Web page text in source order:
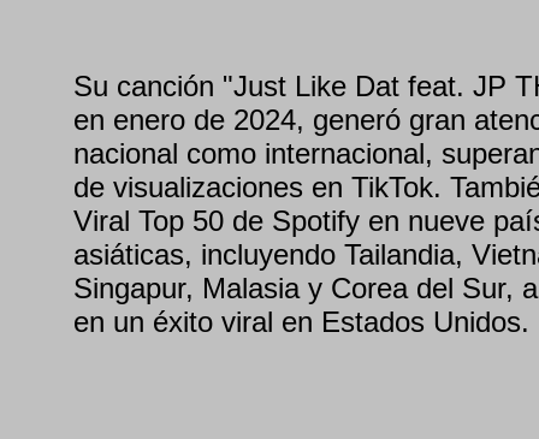
Su canción "Just Like Dat feat. JP
en enero de 2024, generó gran
nacional como internacional,
de visualizaciones en TikTok.
Viral Top 50 de Spotify en nueve
asiáticas, incluyendo Tailandia,
Singapur, Malasia y Corea del Sur,
en un éxito viral en Estados Unidos.